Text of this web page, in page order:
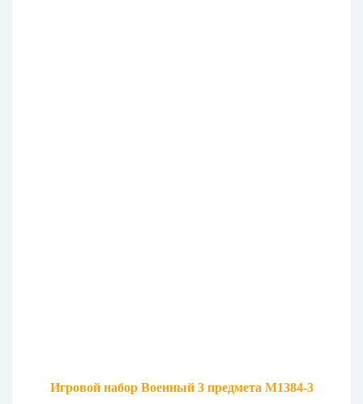
Игровой набор Военный 3 предмета M1384-3